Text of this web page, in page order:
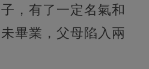
，有了一定名氣和
畢業，父母陷入兩